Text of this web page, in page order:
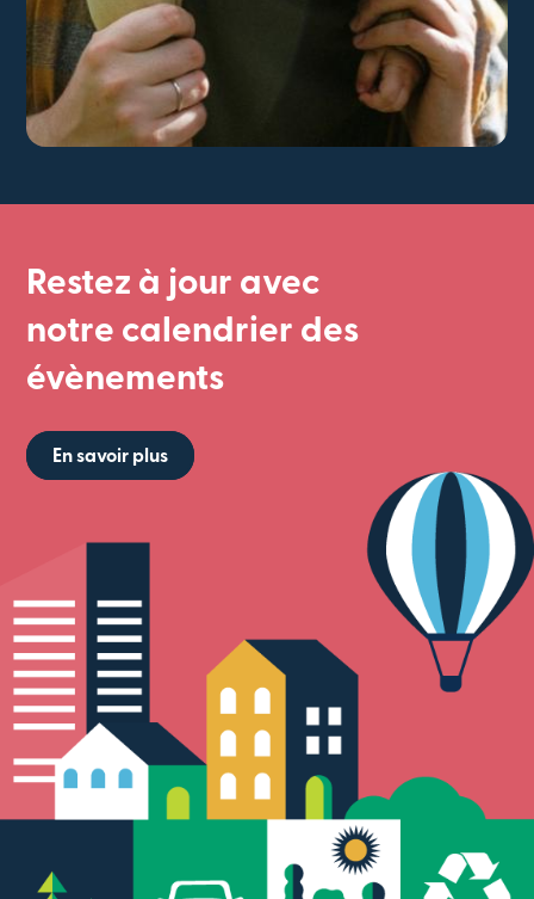
Restez à jour avec
notre calendrier des
évènements
En savoir plus